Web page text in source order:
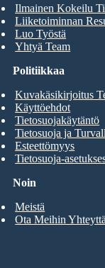
Ilmainen Kokeilu
Liiketoiminnan
Luo Työstä
Yhtyä Team
Noin
Meistä
Ota Meihin Yhteyttä
Politiikkaa
Kuvakäsikirjoitus
Käyttöehdot
Tietosuojakäytäntö
Tietosuoja ja
Esteettömyys
Tietosuoja-